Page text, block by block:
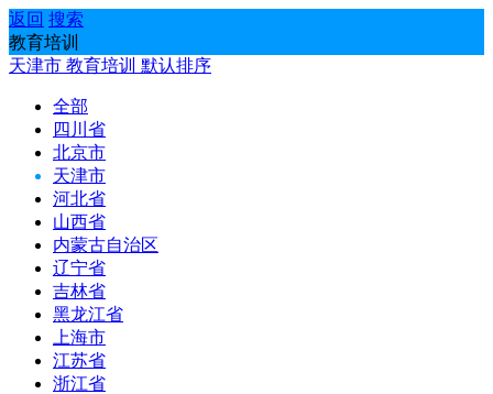
返回 搜索
教育培训
天津市 教育培训 默认排序
全部
四川省
北京市
天津市
河北省
山西省
内蒙古自治区
辽宁省
吉林省
黑龙江省
上海市
江苏省
浙江省